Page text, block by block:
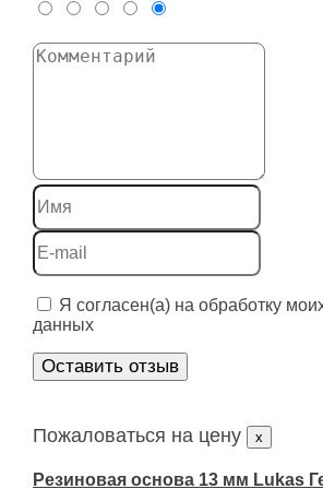
Я согласен(а) на обработку
данных
Оставить отзыв
Пожаловаться на цену x
Резиновая основа 13 мм Lukas